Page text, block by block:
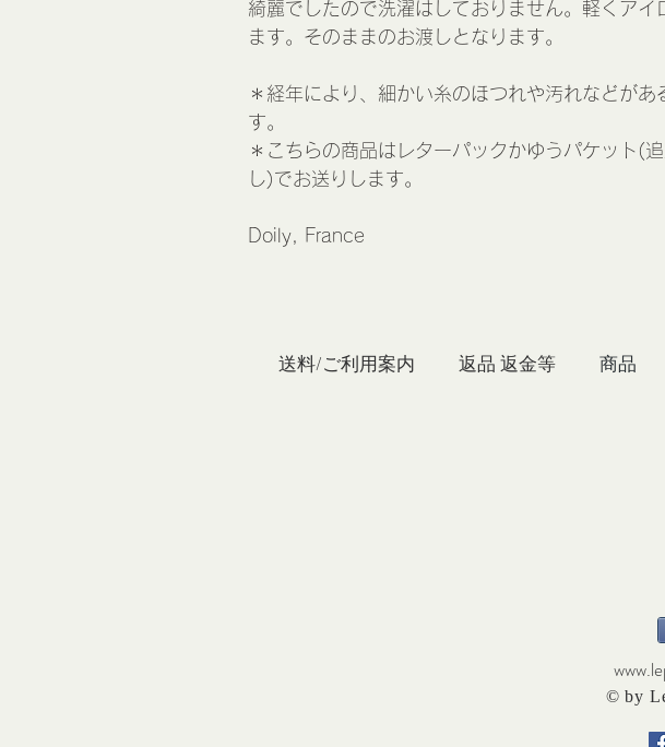
綺麗でしたので洗濯はしておりません。軽くアイ
ます。そのままのお渡しとなります。
＊経年により、細かい糸のほつれや汚れなどがあ
す。
＊こちらの商品はレターパックかゆうパケット(
し)でお送りします。
Doily, France
送料/ご利用案内 返品 返金等 商
© by